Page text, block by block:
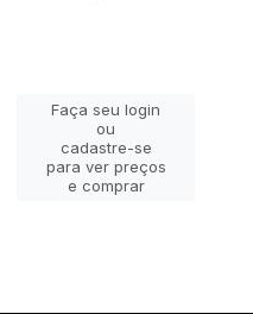
Faça seu login
ou
cadastre-se
para ver preços
e comprar